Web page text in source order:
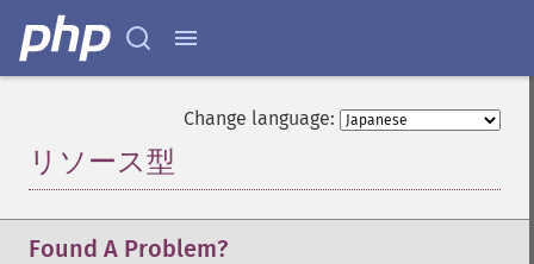
Change language:
リソース型
Found A Problem?